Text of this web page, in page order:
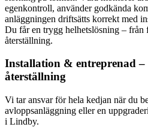
egenkontroll, använder godkända
anläggningen driftsätts korrekt med
Du får en trygg helhetslösning –
återställning.
Installation & entreprenad
återställning
Vi tar ansvar för hela kedjan när du
avloppsanläggning eller en
i Lindby.